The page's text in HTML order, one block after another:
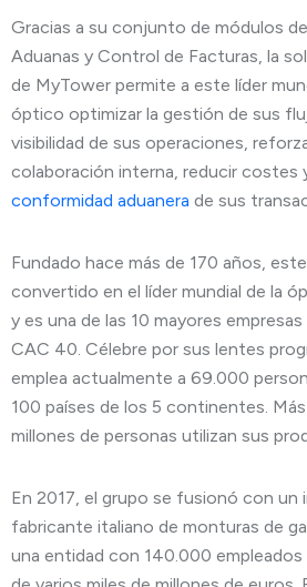
Gracias a su conjunto de módulos
Aduanas y Control de Facturas, la
de MyTower permite a este líder
óptico optimizar la gestión de sus
visibilidad de sus operaciones,
colaboración interna, reducir costes
conformidad aduanera de sus
Fundado hace más de 170 años,
convertido en el líder mundial de la
y es una de las 10 mayores
CAC 40. Célebre por sus lentes
emplea actualmente a 69.000
100 países de los 5 continentes.
millones de personas utilizan sus
En 2017, el grupo se fusionó con un
fabricante italiano de monturas de
una entidad con 140.000 empleados